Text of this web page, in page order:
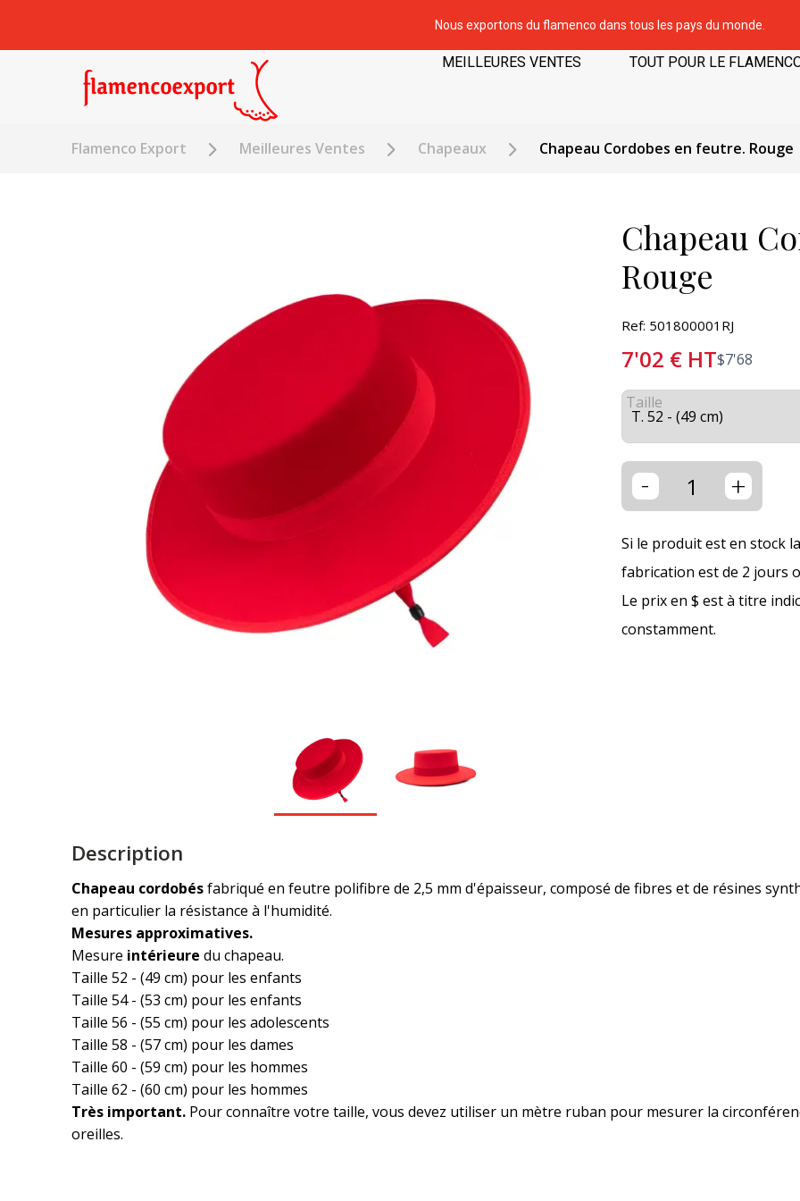
Nous exportons du flamenco dans tous les pays du monde.
MEILLEURES VENTES TOUT POUR LE
Flamenco Export Meilleures Ventes Chapeaux Chapeau Cordobes en feutre. Rouge
Chapeau
Rouge
Ref: 501800001RJ
7'02 € HT$7'68
Taille
- +
Si le produit est en stock
fabrication est de 2 jours
Le prix en $ est à titre
constamment.
Description
Chapeau cordobésfabriqué en feutre polifibre de 2,5 mm d'épaisseur, composé de fibres et de résines
en particulier la résistance à l'humidité.
Mesures approximatives.
Mesure intérieure du chapeau.
Taille 52 - (49 cm) pour les enfants
Taille 54 - (53 cm) pour les enfants
Taille 56 - (55 cm) pour les adolescents
Taille 58 - (57 cm) pour les dames
Taille 60 - (59 cm) pour les hommes
Taille 62 - (60 cm) pour les hommes
Très important. Pour connaître votre taille, vous devez utiliser un mètre ruban pour mesurer la
oreilles.